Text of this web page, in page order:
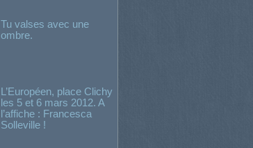
Tu valses avec une
ombre.
L’Européen, place Clichy
les 5 et 6 mars 2012. A
l’affiche : Francesca
Solleville !